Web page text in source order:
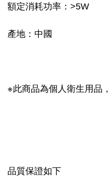
額定消耗功率：>5W
產地：中國
※此商品為個人衛生用品
品質保證如下